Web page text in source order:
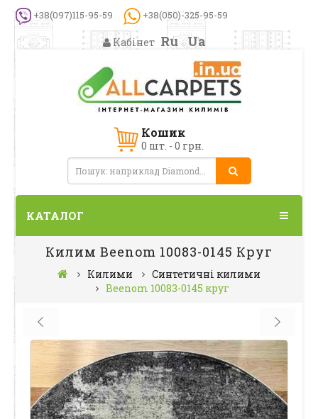
+38(097)115-95-59 +38(050)-325-95-59
Кабінет Ru Ua
Кошик
0 шт. - 0 грн.
КАТАЛОГ
Килим Beenom 10083-0145 Круг
Килими
Синтетичні килими
Beenom 10083-0145 круг